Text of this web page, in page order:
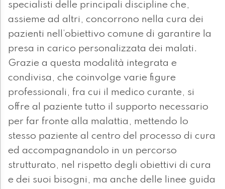
specialisti delle principali discipline che,
assieme ad altri, concorrono nella cura dei
pazienti nell’obiettivo comune di garantire la
presa in carico personalizzata dei malati.
Grazie a questa modalità integrata e
condivisa, che coinvolge varie figure
professionali, fra cui il medico curante, si
offre al paziente tutto il supporto necessario
per far fronte alla malattia, mettendo lo
stesso paziente al centro del processo di cura
ed accompagnandolo in un percorso
strutturato, nel rispetto degli obiettivi di cura
e dei suoi bisogni, ma anche delle linee guida